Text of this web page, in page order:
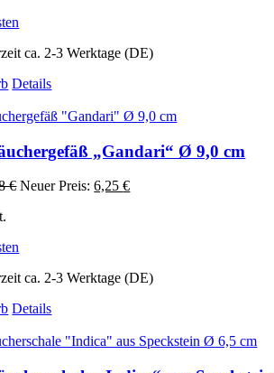
ca. 2-3 Werktage (DE)
Details
„Gandari“ Ø 9,0 cm
€ Ursprünglicher
Neuer Preis: 6,25€Aktueller
ca. 2-3 Werktage (DE)
Details